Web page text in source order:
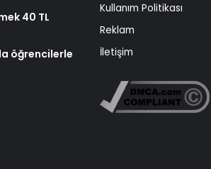
40 TL
öğrencilerle
Kullanım Politikası
Reklam
İletişim